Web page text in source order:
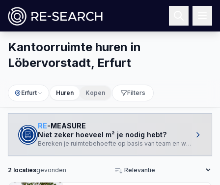
Kantoorruimte huren in
Löbervorstadt, Erfurt
Erfurt Huren Kopen Filters
RE-MEASURE
Niet zeker hoeveel m² je nodig hebt?
Bereken je ruimtebehoefte op basis van team en werkstijl.
2 locatiesgevonden Sorteren